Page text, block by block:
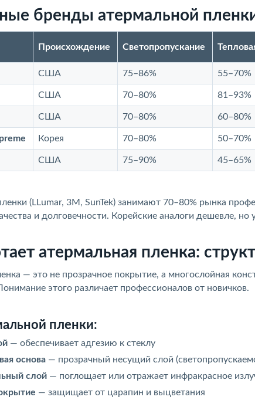
бренды атермальной
Происхождение Светопропускание
США 75–86% 55–70%
США 70–80% 81–93%
США 70–80% 60–80%
Корея 70–80% 50–70%
США 75–90% 45–65%
(LLumar, 3M, SunTek) занимают 70–80% рынка
и долговечности. Корейские аналоги дешевле,
атермальная пленка:
— это не прозрачное покрытие, а многослойная
этого различает профессионалов от новичков.
пленки:
— обеспечивает адгезию к стеклу
основа — прозрачный несущий слой
слой — поглощает или отражает инфракрасное
— защищает от царапин и выцветания